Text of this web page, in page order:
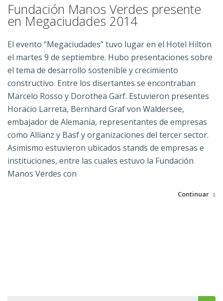
Fundación Manos Verdes presente
en Megaciudades 2014
El evento “Megaciudades” tuvo lugar en el Hotel Hilton
el martes 9 de septiembre. Hubo presentaciones sobre
el tema de desarrollo sostenible y crecimiento
constructivo. Entre los disertantes se encontraban
Marcelo Rosso y Dorothea Garf. Estuvieron presentes
Horacio Larreta, Bernhard Graf von Waldersee,
embajador de Alemania, representantes de empresas
como Allianz y Basf y organizaciones del tercer sector.
Asimismo estuvieron ubicados stands de empresas e
instituciones, entre las cuales estuvo la Fundación
Manos Verdes con
Continuar